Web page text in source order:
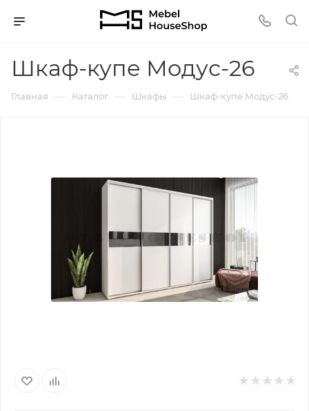
Шкаф-купе Модус-26
Главная — Каталог — Шкафы — Шкаф-купе Модус-26